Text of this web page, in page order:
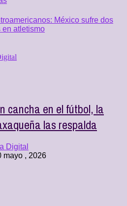
México sufre dos
atletismo
cancha en el fútbol, la
las respalda
Digital
mayo , 2026